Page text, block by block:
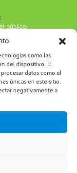
como las
del dispositivo. El
datos como el
únicas en este sitio.
negativamente a
público: